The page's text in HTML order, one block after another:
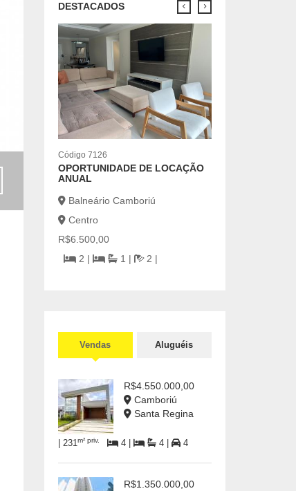
Venda - R$1.050.000,00
DESTACADOS
Código 7126
OPORTUNIDADE DE LOCAÇÃO
ANUAL
Balneário Camboriú
Centro
R$6.500,00
2 |
1 | 2 |
Vendas Aluguéis
R$4.550.000,00
Camboriú
Santa Regina
| 231m² priv. 4 | 4 | 4
R$1.350.000,00